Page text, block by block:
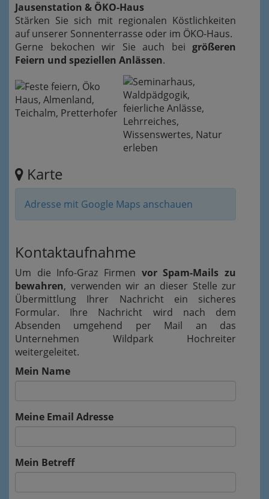
Jausenstation & ÖKO-Haus
Stärken Sie sich mit regionalen Köstlichkeiten
auf unserer Sonnenterrasse oder im ÖKO-Haus.
Gerne bekochen wir Sie auch bei größeren
Feiern und speziellen Anlässen.
Karte
Adresse mit Google Maps anschauen
Kontaktaufnahme
Um die Info-Graz Firmen vor Spam-Mails zu
bewahren, verwenden wir an dieser Stelle zur
Übermittlung Ihrer Nachricht ein sicheres
Formular. Ihre Nachricht wird nach dem
Absenden umgehend per Mail an das
Unternehmen Wildpark Hochreiter
weitergeleitet.
Mein Name
Meine Email Adresse
Mein Betreff